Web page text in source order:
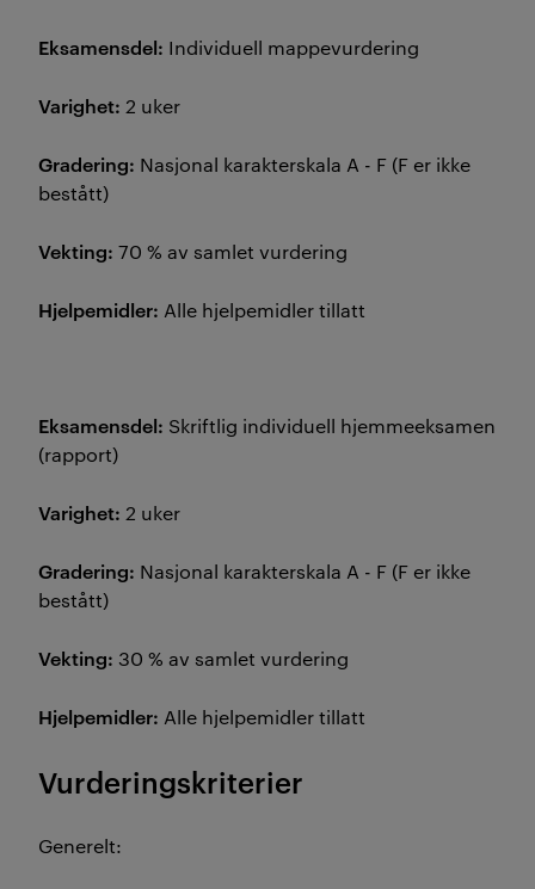
Eksamensdel: Individuell mappevurdering
Varighet: 2 uker
Gradering: Nasjonal karakterskala A - F (F er ikke
bestått)
Vekting: 70 % av samlet vurdering
Hjelpemidler: Alle hjelpemidler tillatt
Eksamensdel: Skriftlig individuell hjemmeeksamen
(rapport)
Varighet: 2 uker
Gradering: Nasjonal karakterskala A - F (F er ikke
bestått)
Vekting: 30 % av samlet vurdering
Hjelpemidler: Alle hjelpemidler tillatt
Vurderingskriterier
Generelt: